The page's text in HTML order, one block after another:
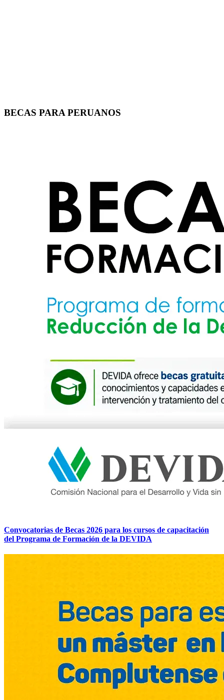
BECAS PARA PERUANOS
Convocatorias de Becas 2026 para los cursos de capacitación
del Programa de Formación de la DEVIDA